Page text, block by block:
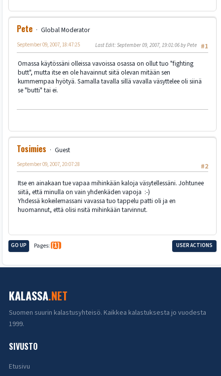
Pete
Global Moderator
#1
September 09, 2007, 18:47:25 Last Edit: September 09, 2007, 19:01:06 by Pete
Omassa käytössäni olleissa vavoissa osassa on ollut tuo "fighting
butt", mutta itse en ole havainnut siitä olevan mitään sen
kummempaa hyötyä. Samalla tavalla sillä vavalla väsyttelee oli siinä
se "butti" tai ei.
Tosimies
Guest
#2
September 09, 2007, 20:07:28
Itse en ainakaan tue vapaa mihinkään kaloja väsytellessäni. Johtunee
siitä, että minulla on vain yhdenkäden vapoja :-)
Yhdessä kokeilemassani vavassa tuo tappelu patti oli ja en
huomannut, että olisi nsitä mihinkään tarvinnut.
GO UP Pages 1 USER ACTIONS
KALASSA.NET
Suomen suurin kalastusyhteisö. Kaikkea kalastuksesta jo vuodesta
1999.
SIVUSTO
Etusivu